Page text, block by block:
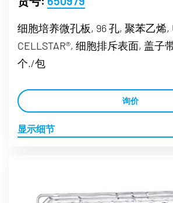
细胞培养微孔板, 96 孔, 聚苯乙烯,
CELLSTAR®, 细胞排斥表面, 盖子
个./包
询价
显示细节